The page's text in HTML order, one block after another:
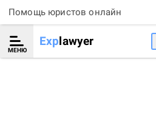
Помощь юристов онлайн
МЕНЮ
Explawyer